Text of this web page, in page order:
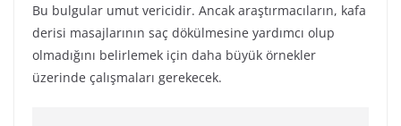
Bu bulgular umut vericidir. Ancak araştırmacıların, kafa
derisi masajlarının saç dökülmesine yardımcı olup
olmadığını belirlemek için daha büyük örnekler
üzerinde çalışmaları gerekecek.